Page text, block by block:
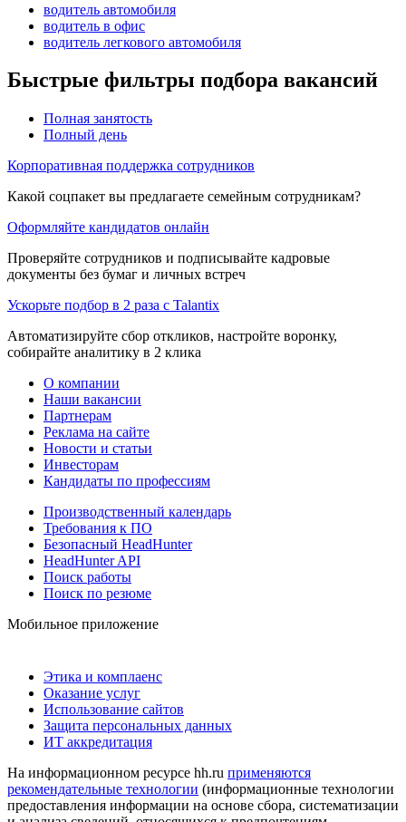
водитель автомобиля
водитель в офис
водитель легкового автомобиля
Быстрые фильтры подбора вакансий
Полная занятость
Полный день
Корпоративная поддержка сотрудников
Какой соцпакет вы предлагаете семейным сотрудникам?
Оформляйте кандидатов онлайн
Проверяйте сотрудников и подписывайте кадровые
документы без бумаг и личных встреч
Ускорьте подбор в 2 раза с Talantix
Автоматизируйте сбор откликов, настройте воронку,
собирайте аналитику в 2 клика
О компании
Наши вакансии
Партнерам
Реклама на сайте
Новости и статьи
Инвесторам
Кандидаты по профессиям
Производственный календарь
Требования к ПО
Безопасный HeadHunter
HeadHunter API
Поиск работы
Поиск по резюме
Мобильное приложение
Этика и комплаенс
Оказание услуг
Использование сайтов
Защита персональных данных
ИТ аккредитация
На информационном ресурсе hh.ru применяются
рекомендательные технологии (информационные технологии
предоставления информации на основе сбора, систематизации